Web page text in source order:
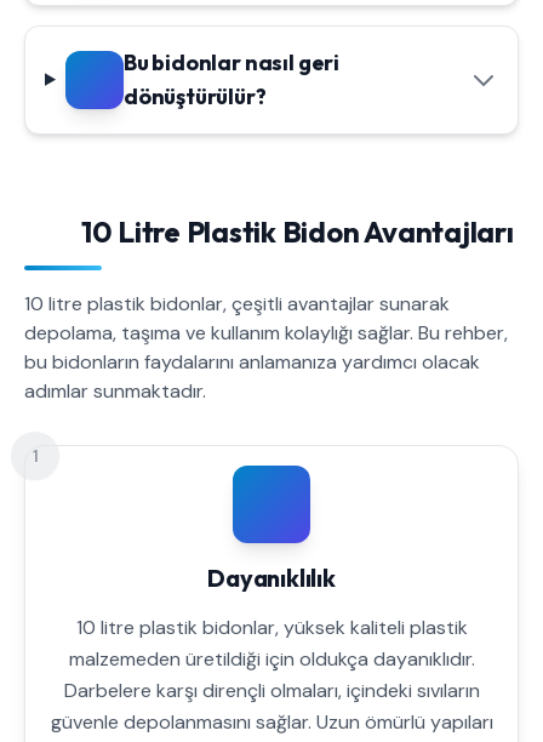
Bu bidonlar nasıl geri
dönüştürülür?
10 Litre Plastik Bidon Avantajları
10 litre plastik bidonlar, çeşitli avantajlar sunarak
depolama, taşıma ve kullanım kolaylığı sağlar. Bu rehber,
bu bidonların faydalarını anlamanıza yardımcı olacak
adımlar sunmaktadır.
1
Dayanıklılık
10 litre plastik bidonlar, yüksek kaliteli plastik
malzemeden üretildiği için oldukça dayanıklıdır.
Darbelere karşı dirençli olmaları, içindeki sıvıların
güvenle depolanmasını sağlar. Uzun ömürlü yapıları